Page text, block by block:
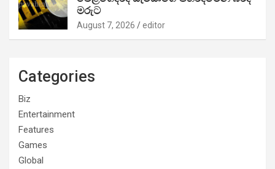
මරුට
August 7, 2026 editor
Categories
Biz
Entertainment
Features
Games
Global